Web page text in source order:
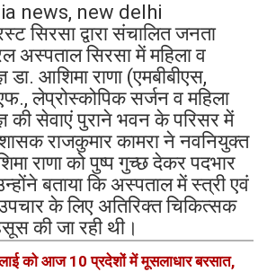
news, new delhi
सिरसा द्वारा संचालित जनता
अस्पताल सिरसा में महिला व
डा. आशिमा राणा (एमबीबीएस,
लेप्रोस्कोपिक सर्जन व महिला
की सेवाएं पुराने भवन के परिसर में
राजकुमार कामरा ने नवनियुक्त
राणा को पुष्प गुच्छ देकर पदभार
बताया कि अस्पताल में स्त्री एवं
के लिए अतिरिक्त चिकित्सक
की जा रही थी।
को आज 10 प्रदेशों में मूसलाधार बरसात,